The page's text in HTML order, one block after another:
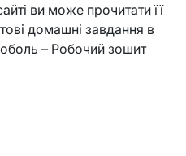
ви може прочитати її
домашні завдання в
– Робочий зошит